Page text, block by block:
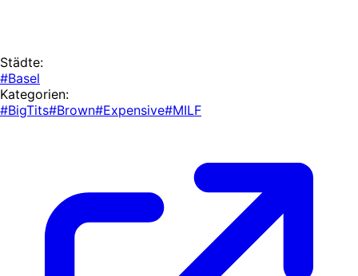
Städte:
#Basel
Kategorien:
#BigTits#Brown#Expensive#MILF